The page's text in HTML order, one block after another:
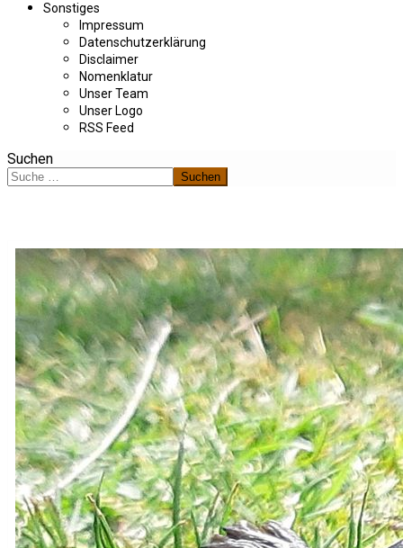
Sonstiges
Impressum
Datenschutzerklärung
Disclaimer
Nomenklatur
Unser Team
Unser Logo
RSS Feed
Suchen
Suchen